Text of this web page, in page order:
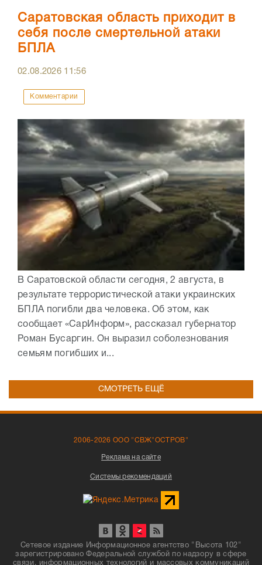
Саратовская область приходит в
себя после смертельной атаки
БПЛА
02.08.2026 11:56
Комментарии
В Саратовской области сегодня, 2 августа, в
результате террористической атаки украинских
БПЛА погибли два человека. Об этом, как
сообщает «СарИнформ», рассказал губернатор
Роман Бусаргин. Он выразил соболезнования
семьям погибших и...
СМОТРЕТЬ ЕЩЁ
2006-2026 ООО "СВЖ"ОСТРОВ"
Реклама на сайте
Системы рекомендаций
Сетевое издание Информационное агентство "Высота 102"
зарегистрировано Федеральной службой по надзору в сфере
связи, информационных технологий и массовых коммуникаций